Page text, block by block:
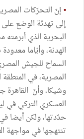
•إنّ التحرّكات
إلى تهدئة الوضع على
البحرية الذي أبرمته
الهدنة، وأيّاما
السماح للجيش
المصرية، في
وشيكا، وأنّ
العسكري التركي في
حدّدتها، ولكن أيضا
تنتهجها في مواجهة